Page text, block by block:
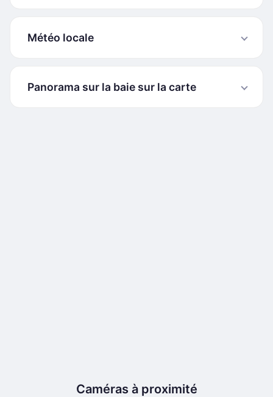
Météo locale
Panorama sur la baie sur la carte
Caméras à proximité